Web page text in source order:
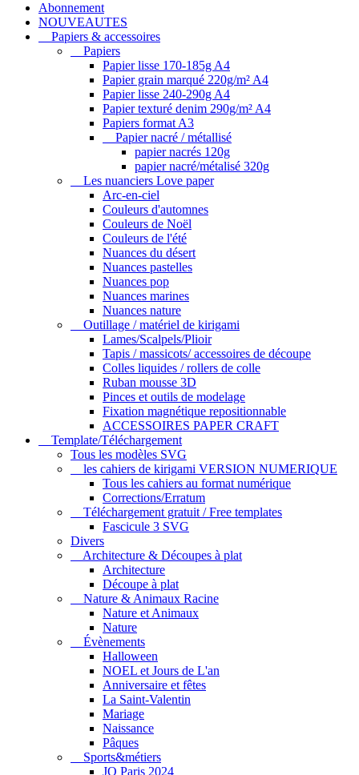
Abonnement
NOUVEAUTES
Papiers & accessoires
Papiers
Papier lisse 170-185g A4
Papier grain marqué 220g/m² A4
Papier lisse 240-290g A4
Papier texturé denim 290g/m² A4
Papiers format A3
Papier nacré / métallisé
papier nacrés 120g
papier nacré/métalisé 320g
Les nuanciers Love paper
Arc-en-ciel
Couleurs d'automnes
Couleurs de Noël
Couleurs de l'été
Nuances du désert
Nuances pastelles
Nuances pop
Nuances marines
Nuances nature
Outillage / matériel de kirigami
Lames/Scalpels/Plioir
Tapis / massicots/ accessoires de découpe
Colles liquides / rollers de colle
Ruban mousse 3D
Pinces et outils de modelage
Fixation magnétique repositionnable
ACCESSOIRES PAPER CRAFT
Template/Téléchargement
Tous les modèles SVG
les cahiers de kirigami VERSION NUMERIQUE
Tous les cahiers au format numérique
Corrections/Erratum
Téléchargement gratuit / Free templates
Fascicule 3 SVG
Divers
Architecture & Découpes à plat
Architecture
Découpe à plat
Nature & Animaux Racine
Nature et Animaux
Nature
Évènements
Halloween
NOEL et Jours de L'an
Anniversaire et fêtes
La Saint-Valentin
Mariage
Naissance
Pâques
Sports&métiers
JO Paris 2024